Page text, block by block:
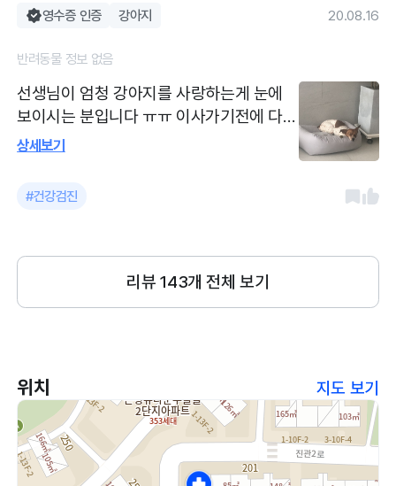
영수증 인증 강아지 20.08.16
반려동물 정보 없음
선생님이 엄청 강아지를 사랑하는게 눈에
보이시는 분입니다 ㅠㅠ 이사가기전에 다녔
던 병원인데 병원을 옮기는게 제일 속상할
니다! 다만 인기가 많아서(?) 미리 예약을 하
거나 전화를 해야한다는 점입니다! 은평구
상세보기
#건강검진
리뷰143개 전체 보기
위치 지도 보기